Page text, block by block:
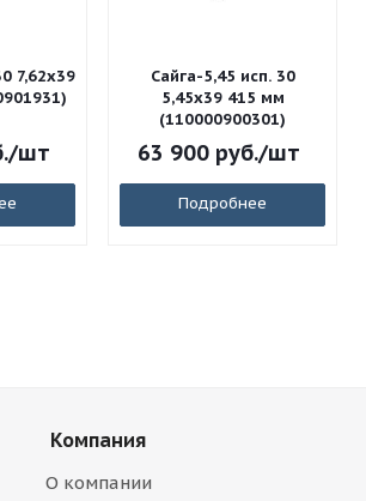
7,62x39
/шт
Сайга-5,45 исп. 30
5,45x39 415 мм
(110000900301)
63 900руб./шт
Подробнее
Компания
О компании